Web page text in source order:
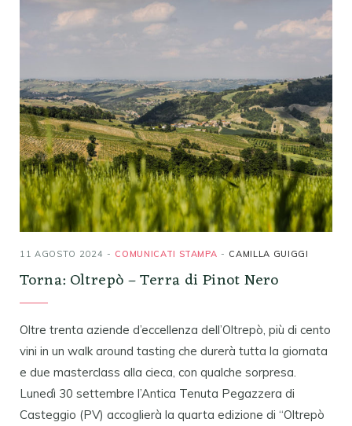
11 AGOSTO 2024 COMUNICATI STAMPA CAMILLA GUIGGI
Torna: Oltrepò – Terra di Pinot Nero
Oltre trenta aziende d’eccellenza dell’Oltrepò, più di cento
vini in un walk around tasting che durerà tutta la giornata
e due masterclass alla cieca, con qualche sorpresa.
Lunedì 30 settembre l’Antica Tenuta Pegazzera di
Casteggio (PV) accoglierà la quarta edizione di “Oltrepò